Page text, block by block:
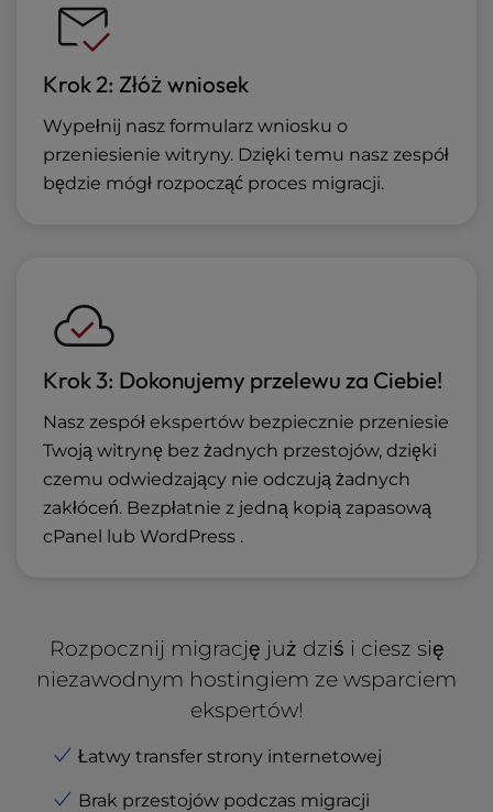
Krok 2: Złóż wniosek
Wypełnij nasz formularz wniosku o
przeniesienie witryny. Dzięki temu nasz zespół
będzie mógł rozpocząć proces migracji.
Krok 3: Dokonujemy przelewu za Ciebie!
Nasz zespół ekspertów bezpiecznie przeniesie
Twoją witrynę bez żadnych przestojów, dzięki
czemu odwiedzający nie odczują żadnych
zakłóceń. Bezpłatnie z jedną kopią zapasową
cPanel lub WordPress .
Rozpocznij migrację już dziś i ciesz się
niezawodnym hostingiem ze wsparciem
ekspertów!
Łatwy transfer strony internetowej
Brak przestojów podczas migracji